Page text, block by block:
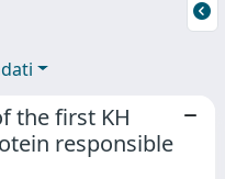
the first KH
responsible